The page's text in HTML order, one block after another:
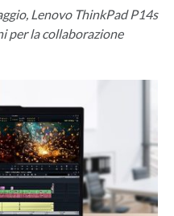
Lenovo ThinkPad P14s
per la collaborazione